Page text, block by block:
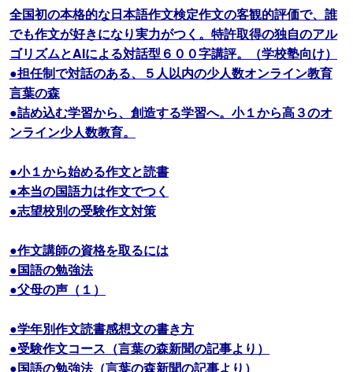
全国初の本格的な日本語作文検定作文の客観的評価で、誰
でも作文が好きになり実力がつく。特許取得の独自のアル
ゴリズムとAIによる対話型６００字講評。（学校塾向け）
●担任制で対話のある、５人以内の少人数オンライン教育
言葉の森
●詰め込む学習から、創造する学習へ。小１から高３のオ
ンライン少人数教育。
●小１から始める作文と読書
●本当の国語力は作文でつく
●志望校別の受験作文対策
●作文講師の資格を取るには
●国語の勉強法
●父母の声（１）
●学年別作文読書感想文の書き方
●受験作文コース（言葉の森新聞の記事より）
●国語の勉強法（言葉の森新聞の記事より）